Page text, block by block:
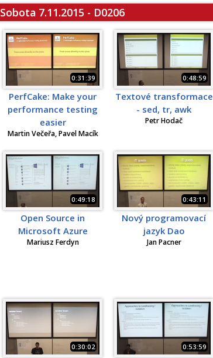
Sobota 7.11.2015 - D0206
0:31:39
PerfCake: Make your
performance testing
easier
Martin Večeřa, Pavel Macík
0:48:59
Textové transformace
- sed, tr, awk
Petr Hodač
0:49:18
Open Source in
Microsoft Azure
Mariusz Ferdyn
0:43:11
Nový programovací
jazyk Dao
Jan Pacner
0:30:02 0:53:59